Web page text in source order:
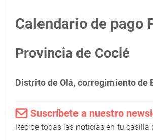
Calendario de pago
Provincia de Coclé
Distrito de Olá, corregimiento de
Suscríbete a nuestro
Recibe todas las noticias en tu casilla